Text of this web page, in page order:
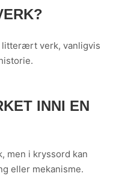
litterært verk, vanligvis
INNI EN
men i kryssord kan
eller mekanisme.